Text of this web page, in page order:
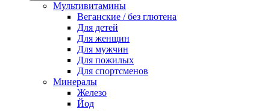
Мультивитамины
Веганские / без глютена
Для детей
Для женщин
Для мужчин
Для пожилых
Для спортсменов
Минералы
Железо
Йод